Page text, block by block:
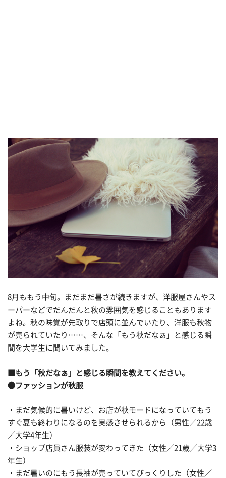
8月ももう中旬。まだまだ暑さが続きますが、洋服屋さんやス
ーパーなどでだんだんと秋の雰囲気を感じることもあります
よね。秋の味覚が先取りで店頭に並んでいたり、洋服も秋物
が売られていたり……、そんな「もう秋だなぁ」と感じる瞬
間を大学生に聞いてみました。
■もう「秋だなぁ」と感じる瞬間を教えてください。
●ファッションが秋服
・まだ気候的に暑いけど、お店が秋モードになっていてもう
すぐ夏も終わりになるのを実感させられるから（男性／22歳
／大学4年生）
・ショップ店員さん服装が変わってきた（女性／21歳／大学3
年生）
・まだ暑いのにもう長袖が売っていてびっくりした（女性／